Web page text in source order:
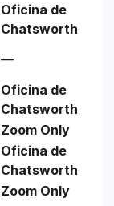
Oficina de
Chatsworth
—
Oficina de
Chatsworth
Zoom Only
Oficina de
Chatsworth
Zoom Only